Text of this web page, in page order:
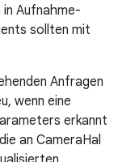
Aufnahme-
sollten mit
Anfragen
wenn eine
erkannt
an CameraHal